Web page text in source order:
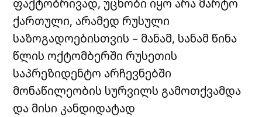
ფაქტობრივად, უცნობი იყო არა მარტო
ქართული, არამედ რუსული
საზოგადოებისთვის – მანამ, სანამ წინა
წლის ოქტომბერში რუსეთის
საპრეზიდენტო არჩევნებში
მონაწილეობის სურვილს გამოთქვამდა
და მისი კანდიდატად